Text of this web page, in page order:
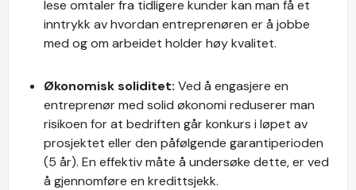
lese omtaler fra tidligere kunder kan man få et
inntrykk av hvordan entreprenøren er å jobbe
med og om arbeidet holder høy kvalitet.
Økonomisk soliditet: Ved å engasjere en
entreprenør med solid økonomi reduserer man
risikoen for at bedriften går konkurs i løpet av
prosjektet eller den påfølgende garantiperioden
(5 år). En effektiv måte å undersøke dette, er ved
å gjennomføre en kredittsjekk.